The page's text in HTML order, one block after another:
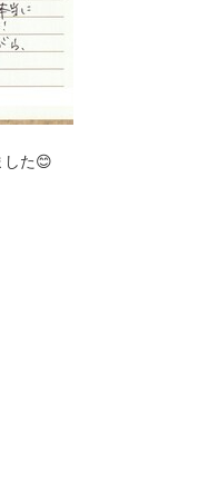
した😊